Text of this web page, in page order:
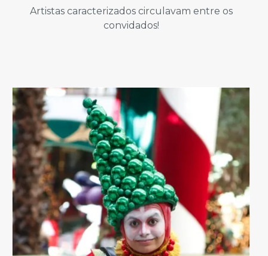
Artistas caracterizados circulavam entre os
convidados!